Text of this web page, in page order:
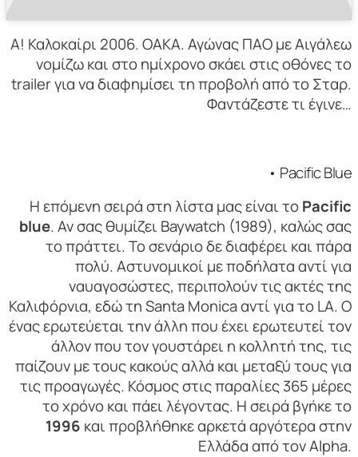
Α! Καλοκαίρι 2006. ΟΑΚΑ. Αγώνας ΠΑΟ με Αιγάλεω
νομίζω και στο ημίχρονο σκάει στις οθόνες το
trailer για να διαφημίσει τη προβολή από το Σταρ.
Φαντάζεστε τι έγινε…
• Pacific Blue
Η επόμενη σειρά στη λίστα μας είναι τοPacific
blue. Αν σας θυμίζει Baywatch (1989), καλώς σας
το πράττει. Το σενάριο δε διαφέρει και πάρα
πολύ. Αστυνομικοί με ποδήλατα αντί για
ναυαγοσώστες, περιπολούν τις ακτές της
Καλιφόρνια, εδώ τη Santa Monica αντί για το LA. Ο
ένας ερωτεύεται την άλλη που έχει ερωτευτεί τον
άλλον που τον γουστάρει η κολλητή της, τις
παίζουν με τους κακούς αλλά και μεταξύ τους για
τις προαγωγές. Κόσμος στις παραλίες 365 μέρες
το χρόνο και πάει λέγοντας. Η σειρά βγήκε το
1996 και προβλήθηκε αρκετά αργότερα στην
Ελλάδα από τον Alpha.